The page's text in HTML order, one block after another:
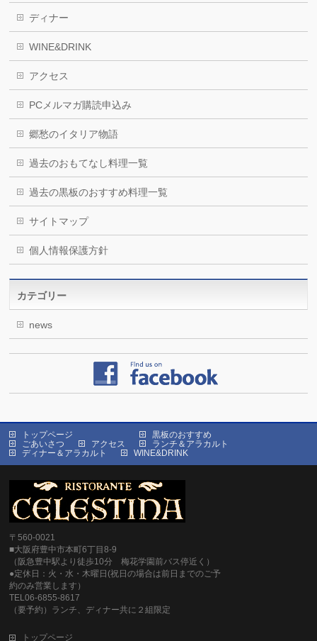
ディナー
WINE&DRINK
アクセス
PCメルマガ購読申込み
郷愁のイタリア物語
過去のおもてなし料理一覧
過去の黒板のおすすめ料理一覧
サイトマップ
個人情報保護方針
カテゴリー
news
トップページ
ごあいさつ
アクセス
黒板のおすすめ
ランチ＆アラカルト
ディナー＆アラカルト
WINE&DRINK
〒560-0021
■大阪府豊中市本町6丁目8-9
（阪急豊中駅より徒歩10分 梅花学園前バス停近く）
●定休日：火・水・木曜日(祝日の場合は前日までのご予
約のみ営業します）
TEL06-6855-8617
（要予約）ランチ、ディナー共に２組限定
トップページ